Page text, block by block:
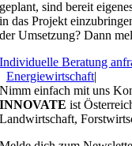
geplant, sind bereit
in das Projekt
der Umsetzung? Dann
Individuelle Beratung
Energiewirtschaft|
Nimm einfach mit uns
INNOVATEist
Landwirtschaft,